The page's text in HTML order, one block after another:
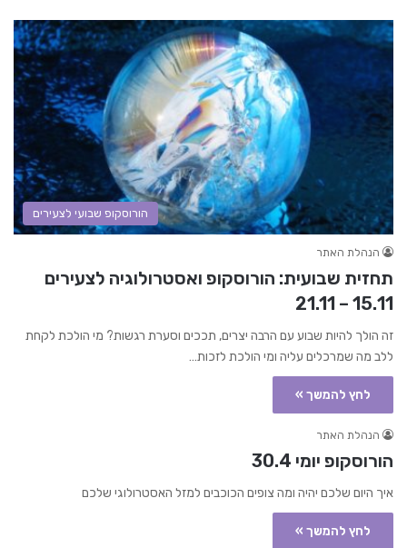
הורוסקופ שבועי לצעירים
הנהלת האתר
תחזית שבועית: הורוסקופ ואסטרולוגיה לצעירים
15.11 – 21.11
זה הולך להיות שבוע עם הרבה יצרים, תככים וסערת רגשות? מי הולכת לקחת
ללב מה שמרכלים עליה ומי הולכת לזכות…
לחץ להמשך »
הנהלת האתר
הורוסקופ יומי 30.4
איך היום שלכם יהיה ומה צופים הכוכבים למזל האסטרולוגי שלכם
לחץ להמשך »